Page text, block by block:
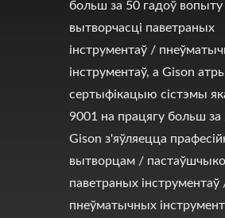
больш за 50 гадоў вопыту
вытворчасці паветраных
інструментаў /
інструментаў, а Gison
сертыфікацыю сістэмы
9001 на працягу больш за
Gison з'яўляецца
вытворцам /
паветраных інструментаў
пнеўматычных